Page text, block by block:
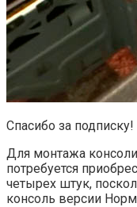
Спасибо за подписку!
Для монтажа
потребуется
четырех штук,
консоль версии